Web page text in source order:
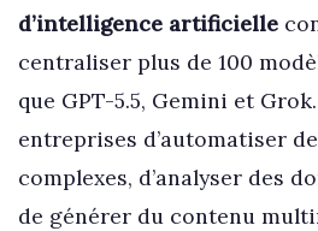
d’intelligence artificielle
centraliser plus de 100
que GPT-5.5, Gemini et
entreprises d’automatiser
complexes, d’analyser des
de générer du contenu